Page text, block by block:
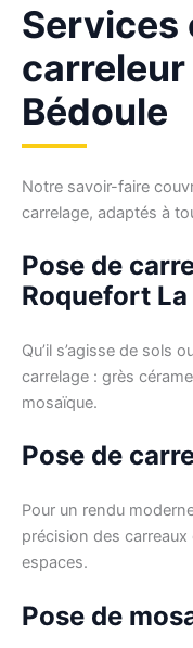
Services
carreleur
Bédoule
Notre savoir-faire
carrelage, adaptés à
Pose de
Roquefort
Qu’il s’agisse de sols
carrelage : grès
mosaïque.
Pose de
Pour un rendu
précision des
espaces.
Pose de